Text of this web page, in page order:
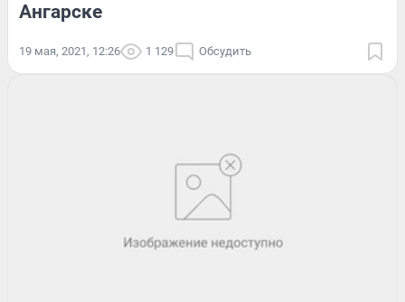
Ангарске
19 мая, 2021, 12:26 1 129 Обсудить